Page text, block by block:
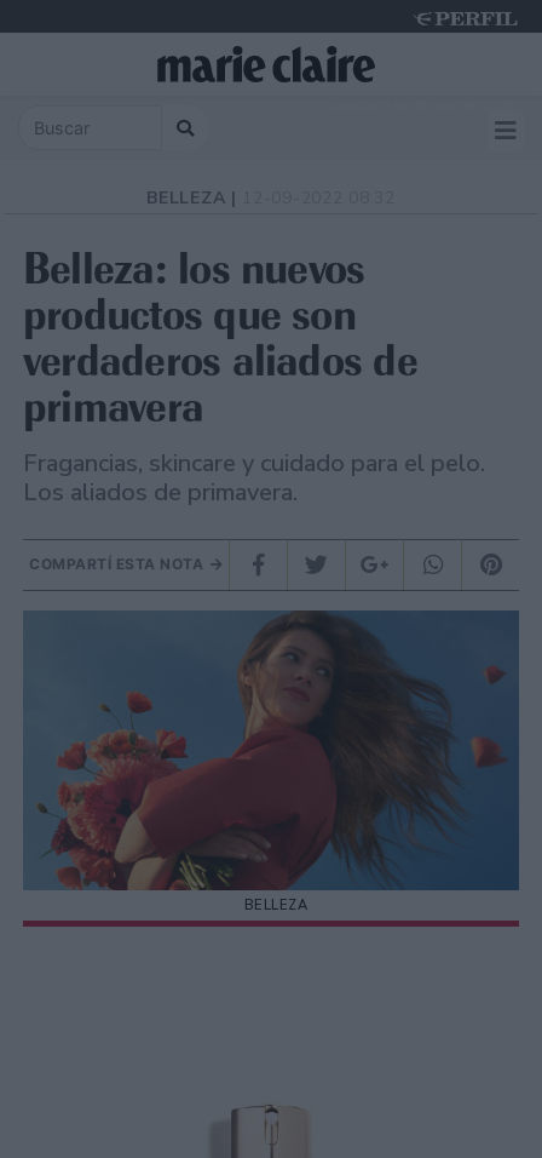
BELLEZA |
Belleza: los nuevos
productos que son
verdaderos aliados de
primavera
Fragancias, skincare y cuidado para el pelo.
Los aliados de primavera.
COMPARTÍ ESTA NOTA
BELLEZA